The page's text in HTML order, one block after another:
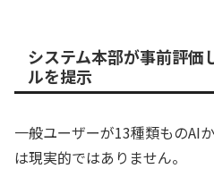
システム本部が事前評価
ルを提示
一般ユーザーが13種類ものAI
は現実的ではありません。